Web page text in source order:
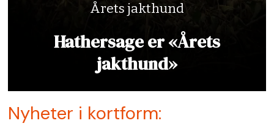
Årets jakthund
Hathersage er «Årets
jakthund»
Nyheter i kortform: